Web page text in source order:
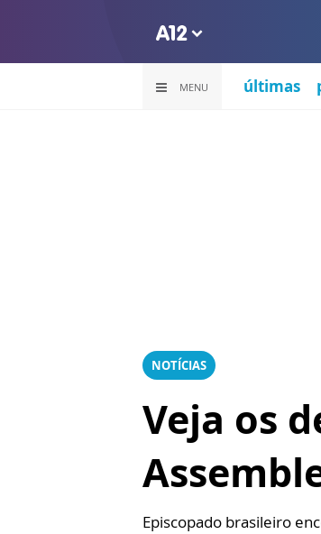
MENU últimas
NOTÍCIAS
Veja os
Episcopado brasileiro